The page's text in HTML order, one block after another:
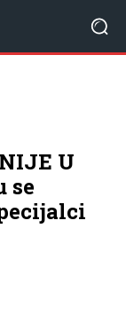
U
se